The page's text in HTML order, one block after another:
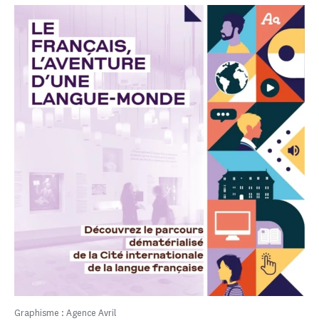
Graphisme : Agence Avril